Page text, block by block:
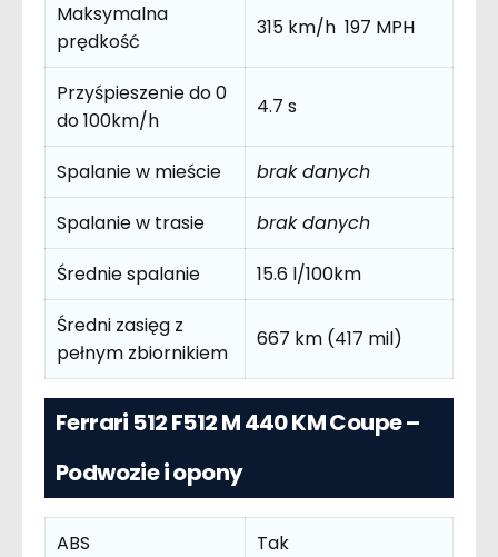
Maksymalna
prędkość
315 km/h 197 MPH
Przyśpieszenie do 0
do 100km/h
4.7 s
Spalanie w mieście
brak danych
Spalanie w trasie
brak danych
Średnie spalanie
15.6 l/100km
Średni zasięg z
pełnym zbiornikiem
667 km (417 mil)
Ferrari 512 F512 M 440 KM Coupe –
Podwozie i opony
ABS
Tak